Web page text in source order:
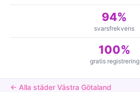
94%
svarsfrekvens
100%
gratis registrering
← Alla städer Västra Götaland